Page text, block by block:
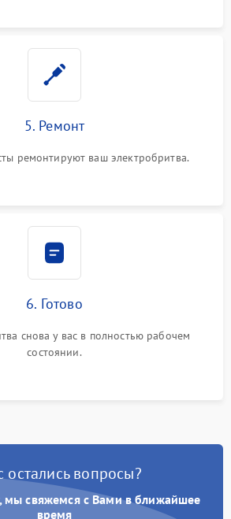
5. Ремонт
ремонтируют ваш электробритва.
6. Готово
снова у вас в полностью рабочем
состоянии.
остались вопросы?
мы свяжемся с Вами в ближайшее
время